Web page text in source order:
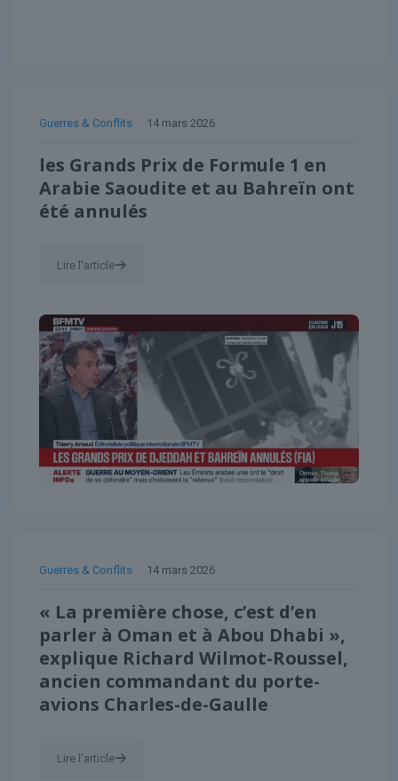
Guerres & Conflits 14 mars 2026
les Grands Prix de Formule 1 en
Arabie Saoudite et au Bahreïn ont
été annulés
Lire l'article
Guerres & Conflits 14 mars 2026
« La première chose, c’est d’en
parler à Oman et à Abou Dhabi »,
explique Richard Wilmot-Roussel,
ancien commandant du porte-
avions Charles-de-Gaulle
Lire l'article